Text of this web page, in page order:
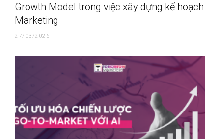
Growth Model trong việc xây dựng kế hoạch
Marketing
27/03/2026